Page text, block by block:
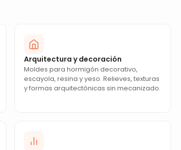
Arquitectura y decoración
Moldes para hormigón decorativo,
escayola, resina y yeso. Relieves, texturas
y formas arquitectónicas sin mecanizado.